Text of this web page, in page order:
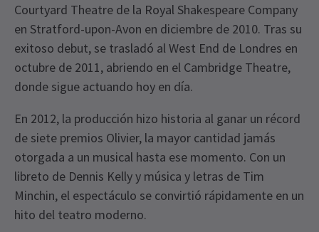
Courtyard Theatre de la Royal Shakespeare Company
en Stratford-upon-Avon en diciembre de 2010. Tras su
exitoso debut, se trasladó al West End de Londres en
octubre de 2011, abriendo en el Cambridge Theatre,
donde sigue actuando hoy en día.
En 2012, la producción hizo historia al ganar un récord
de siete premios Olivier, la mayor cantidad jamás
otorgada a un musical hasta ese momento. Con un
libreto de Dennis Kelly y música y letras de Tim
Minchin, el espectáculo se convirtió rápidamente en un
hito del teatro moderno.